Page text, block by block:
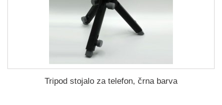
Tripod stojalo za telefon, črna barva